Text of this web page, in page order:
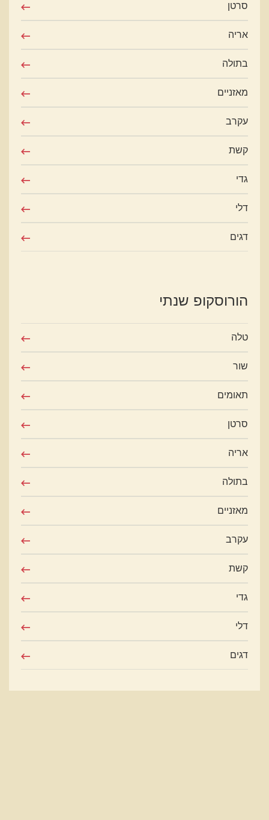
סרטן
אריה
בתולה
מאזניים
עקרב
קשת
גדי
דלי
דגים
הורוסקופ שנתי
טלה
שור
תאומים
סרטן
אריה
בתולה
מאזניים
עקרב
קשת
גדי
דלי
דגים